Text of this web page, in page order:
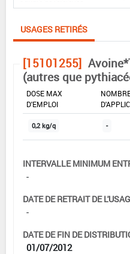
USAGES RETIRÉS
[15101255]
(autres que
DOSE MAX
D'EMPLOI
0,2 kg/q -
INTERVALLE MINIMUM
-
DATE DE RETRAIT DE
-
DATE DE FIN DE
01/07/2012